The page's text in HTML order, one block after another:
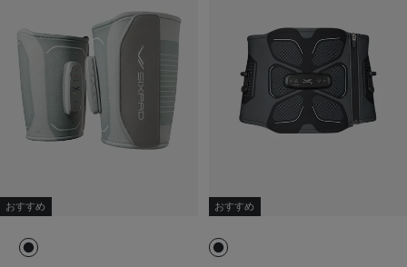
おすすめ おすすめ